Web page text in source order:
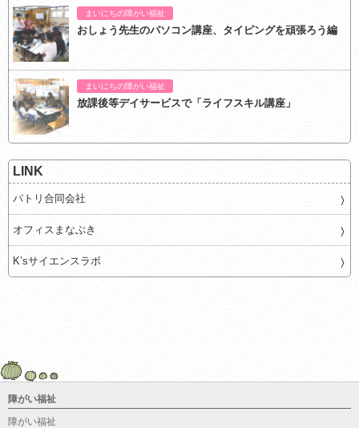
まいにちの障がい福祉
おしょう先生のパソコン講座、タイピングを頑張ろう編
まいにちの障がい福祉
放課後等デイサービスで「ライフスキル講座」
LINK
パトリ合同会社
オフィスまなぶき
K’sサイエンスラボ
障がい福祉
障がい福祉